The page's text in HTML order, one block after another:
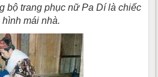
bộ trang phục nữ Pa Dí là chiếc
hình mái nhà.